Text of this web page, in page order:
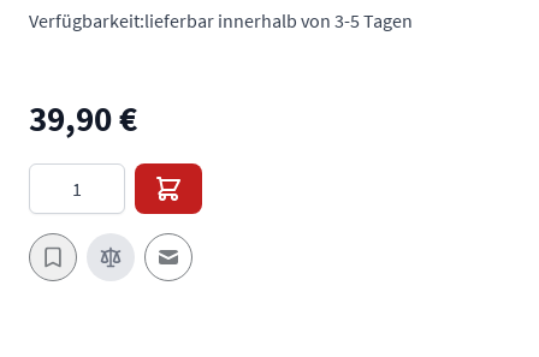
Verfügbarkeit:lieferbar innerhalb von 3-5 Tagen
39,90 €
E-Mail an einen Freund